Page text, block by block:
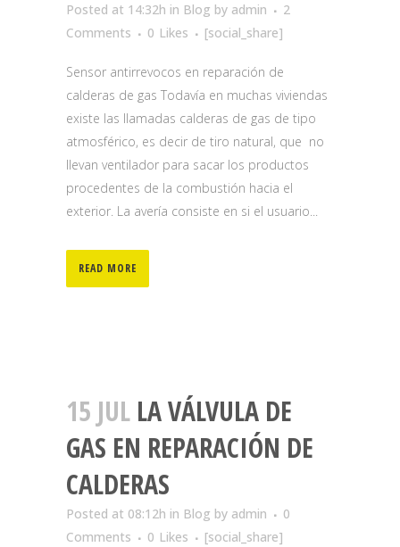
Posted at 14:32h in Blog by admin
2
Comments
0 Likes [social_share]
Sensor antirrevocos en reparación de
calderas de gas Todavía en muchas viviendas
existe las llamadas calderas de gas de tipo
atmosférico, es decir de tiro natural, que no
llevan ventilador para sacar los productos
procedentes de la combustión hacia el
exterior. La avería consiste en si el usuario...
READ MORE
15 JUL LA VÁLVULA DE
GAS EN REPARACIÓN DE
CALDERAS
Posted at 08:12h in Blog by admin
0
Comments
0 Likes [social_share]